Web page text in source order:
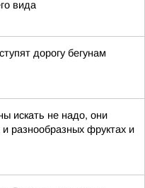
вида
дорогу бегунам
искать не надо, они
разнообразных фруктах и